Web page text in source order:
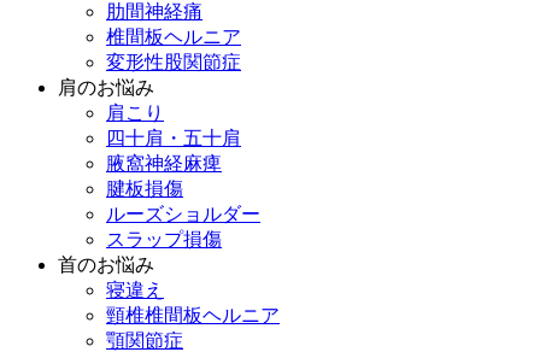
肋間神経痛
椎間板ヘルニア
変形性股関節症
肩のお悩み
肩こり
四十肩・五十肩
腋窩神経麻痺
腱板損傷
ルーズショルダー
スラップ損傷
首のお悩み
寝違え
頸椎椎間板ヘルニア
顎関節症